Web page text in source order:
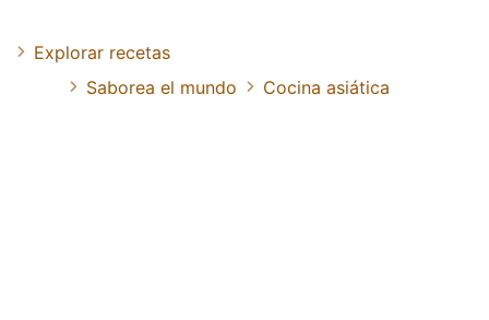
Explorar recetas
Saborea el mundo
Cocina asiática